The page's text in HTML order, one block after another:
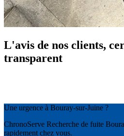
L'avis de nos clients,
transparent
Une urgence à Bouray-sur-Juine ?
ChronoServe Recherche de fuite
rapidement chez vous.